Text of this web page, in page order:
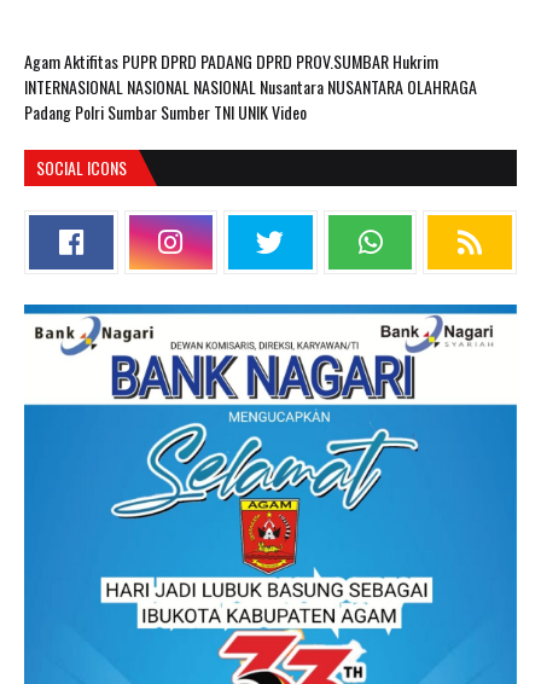
AgamAktifitas PUPRDPRD PADANG DPRD PROV.SUMBARHukrim
INTERNASIONAL NASIONAL NASIONAL NusantaraNUSANTARAOLAHRAGA
PadangPolriSumbarSumberTNIUNIKVideo
SOCIAL ICONS